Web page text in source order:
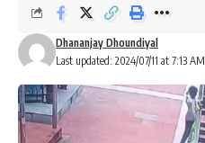
Last updated: 2024/07/11 at 7:13 AM
Dhananjay Dhoundiyal